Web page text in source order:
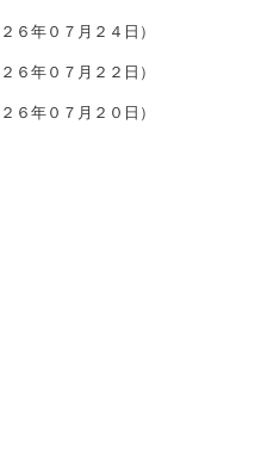
６年０７月２４日）
６年０７月２２日）
６年０７月２０日）